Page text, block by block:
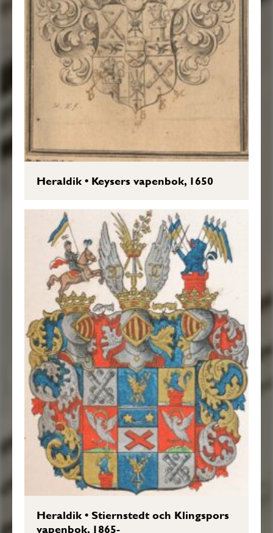
Heraldik• Keysers vapenbok, 1650
Heraldik•Stiernstedt och Klingspors
vapenbok, 1865-